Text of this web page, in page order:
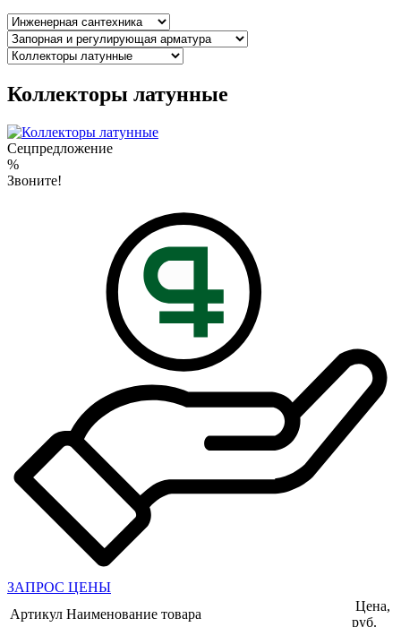
Коллекторы латунные
Сецпредложение
%
Звоните!
ЗАПРОС ЦЕНЫ
Артикул Наименование товара
Цена,
руб.